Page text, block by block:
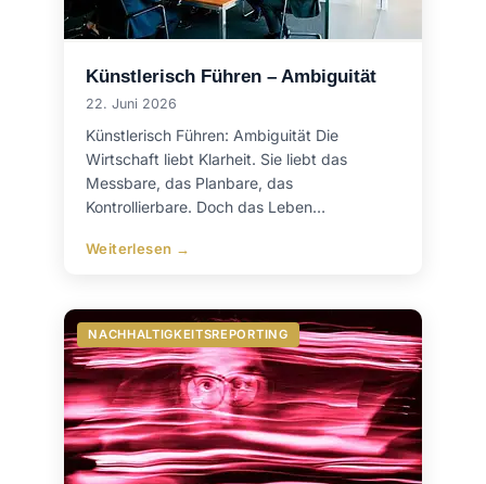
Künstlerisch Führen – Ambiguität
22. Juni 2026
Künstlerisch Führen: Ambiguität Die
Wirtschaft liebt Klarheit. Sie liebt das
Messbare, das Planbare, das
Kontrollierbare. Doch das Leben…
Weiterlesen →
NACHHALTIGKEITSREPORTING